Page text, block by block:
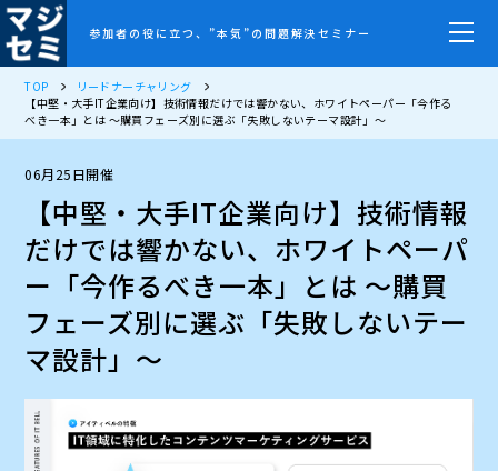
参加者の役に立つ、”本気”の問題解決セミナー
TOP
リードナーチャリング
【中堅・大手IT企業向け】技術情報だけでは響かない、ホワイトペーパー「今作る
べき一本」とは ～購買フェーズ別に選ぶ「失敗しないテーマ設計」～
06月25日開催
【中堅・大手IT企業向け】技術情報
だけでは響かない、ホワイトペーパ
ー「今作るべき一本」とは ～購買
フェーズ別に選ぶ「失敗しないテー
マ設計」～